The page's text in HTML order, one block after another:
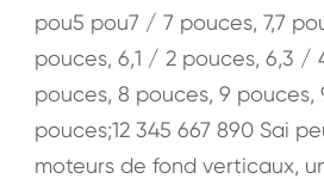
pou5 pou7 / 7 pouces, 7,7
pouces, 6,1 / 2 pouces, 6,3 /
pouces, 8 pouces, 9 pouces,
pouces;12 345 667 890 Sai
moteurs de fond verticaux,